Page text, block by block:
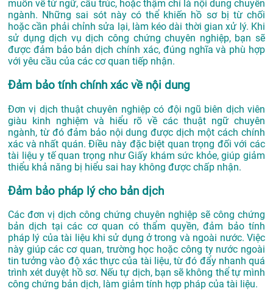
muốn về từ ngữ, cấu trúc, hoặc thậm chí là nội dung chuyên
ngành. Những sai sót này có thể khiến hồ sơ bị từ chối
hoặc cần phải chỉnh sửa lại, làm kéo dài thời gian xử lý. Khi
sử dụng dịch vụ dịch công chứng chuyên nghiệp, bạn sẽ
được đảm bảo bản dịch chính xác, đúng nghĩa và phù hợp
với yêu cầu của các cơ quan tiếp nhận.
Đảm bảo tính chính xác về nội dung
Đơn vị dịch thuật chuyên nghiệp có đội ngũ biên dịch viên
giàu kinh nghiệm và hiểu rõ về các thuật ngữ chuyên
ngành, từ đó đảm bảo nội dung được dịch một cách chính
xác và nhất quán. Điều này đặc biệt quan trọng đối với các
tài liệu y tế quan trọng như Giấy khám sức khỏe, giúp giảm
thiểu khả năng bị hiểu sai hay không được chấp nhận.
Đảm bảo pháp lý cho bản dịch
Các đơn vị dịch công chứng chuyên nghiệp sẽ công chứng
bản dịch tại các cơ quan có thẩm quyền, đảm bảo tính
pháp lý của tài liệu khi sử dụng ở trong và ngoài nước. Việc
này giúp các cơ quan, trường học hoặc công ty nước ngoài
tin tưởng vào độ xác thực của tài liệu, từ đó đẩy nhanh quá
trình xét duyệt hồ sơ. Nếu tự dịch, bạn sẽ không thể tự mình
công chứng bản dịch, làm giảm tính hợp pháp của tài liệu.